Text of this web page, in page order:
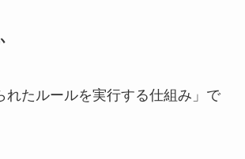
れたルールを実行する仕組み」で